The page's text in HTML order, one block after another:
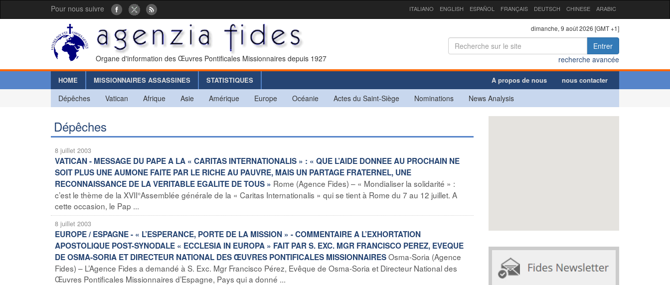
Pour nous suivre ITALIANO ENGLISH ESPAÑOL FRANÇAIS DEUTSCH CHINESE ARABIC
Organe d'information des Œuvres Pontificales Missionnaires depuis 1927
dimanche, 9 août 2026 [GMT +1]
Entrer
recherche avancée
HOME MISSIONNAIRES ASSASSINES STATISTIQUES A propos de nous nous contacter
Dépêches Vatican Afrique Asie Amérique Europe Océanie Actes du Saint-Siège Nominations News Analysis
Dépêches
8 juillet 2003
VATICAN - MESSAGE DU PAPE A LA « CARITAS INTERNATIONALIS » : « QUE L’AIDE DONNEE AU PROCHAIN NE
SOIT PLUS UNE AUMONE FAITE PAR LE RICHE AU PAUVRE, MAIS UN PARTAGE FRATERNEL, UNE
RECONNAISSANCE DE LA VERITABLE EGALITE DE TOUS » Rome (Agence Fides) – « Mondialiser la solidarité » :
c’est le thème de la XVII°Assemblée générale de la « Caritas Internationalis » qui se tient à Rome du 7 au 12 juillet. A
cette occasion, le Pap ...
8 juillet 2003
EUROPE / ESPAGNE - « L’ESPERANCE, PORTE DE LA MISSION » - COMMENTAIRE A L’EXHORTATION
APOSTOLIQUE POST-SYNODALE « ECCLESIA IN EUROPA » FAIT PAR S. EXC. MGR FRANCISCO PEREZ, EVEQUE
DE OSMA-SORIA ET DIRECTEUR NATIONAL DES ŒUVRES PONTIFICALES MISSIONNAIRESOsma-Soria (Agence
Fides) – L’Agence Fides a demandé à S. Exc. Mgr Francisco Pérez, Evêque de Osma-Soria et Directeur National des
Œuvres Pontificales Missionnaires d’Espagne, Pays qui a donné ...